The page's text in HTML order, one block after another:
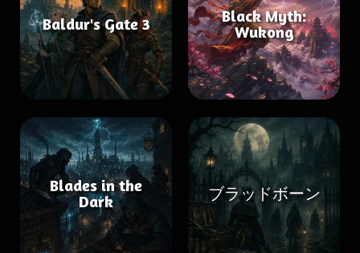
Baldur's Gate 3
Black Myth:
Wukong
Blades in the
Dark
ブラッドボーン